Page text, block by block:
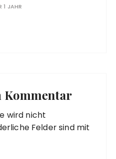
1 JAHR
Kommentar
wird nicht
Felder sind mit